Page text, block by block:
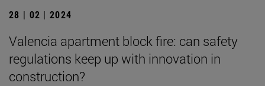
28 | 02 | 2024
Valencia apartment block fire: can safety
regulations keep up with innovation in
construction?